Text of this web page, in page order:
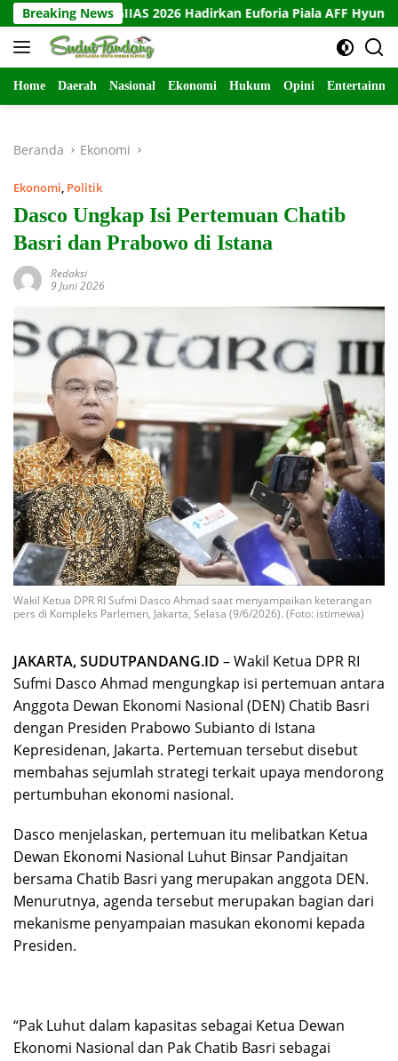
Langsung
ke
konten
Breaking News
Hyundai GIIAS 2026 Hadirkan Euforia Piala AFF Hyundai Cup
Home Daerah Nasional Ekonomi Hukum Opini
Beranda Ekonomi
Ekonomi, Politik
Dasco Ungkap Isi Pertemuan Chatib
Basri dan Prabowo di Istana
Redaksi
9 Juni 2026
Wakil Ketua DPR RI Sufmi Dasco Ahmad saat menyampaikan keterangan
pers di Kompleks Parlemen, Jakarta, Selasa (9/6/2026). (Foto: istimewa)
JAKARTA, SUDUTPANDANG.ID – Wakil Ketua DPR RI
Sufmi Dasco Ahmad mengungkap isi pertemuan antara
Anggota Dewan Ekonomi Nasional (DEN) Chatib Basri
dengan Presiden Prabowo Subianto di Istana
Kepresidenan, Jakarta. Pertemuan tersebut disebut
membahas sejumlah strategi terkait upaya mendorong
pertumbuhan ekonomi nasional.
Dasco menjelaskan, pertemuan itu melibatkan Ketua
Dewan Ekonomi Nasional Luhut Binsar Pandjaitan
bersama Chatib Basri yang merupakan anggota DEN.
Menurutnya, agenda tersebut merupakan bagian dari
mekanisme penyampaian masukan ekonomi kepada
Presiden.
“Pak Luhut dalam kapasitas sebagai Ketua Dewan
Ekonomi Nasional dan Pak Chatib Basri sebagai